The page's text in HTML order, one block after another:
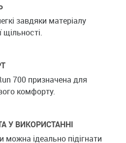
завдяки матеріалу
щільності.
700 призначена для
комфорту.
У ВИКОРИСТАННІ
можна ідеально підігнати